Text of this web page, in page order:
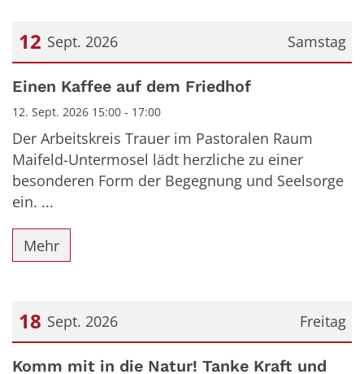
Samstag
12 Sept. 2026
Datum: 12. September 2026
Einen Kaffee auf dem Friedhof
12. Sept. 2026 15:00 - 17:00
Der Arbeitskreis Trauer im Pastoralen Raum
Maifeld-Untermosel lädt herzliche zu einer
besonderen Form der Begegnung und Seelsorge
ein. ...
Mehr
Freitag
18 Sept. 2026
Datum: 18. September 2026
Komm mit in die Natur! Tanke Kraft und